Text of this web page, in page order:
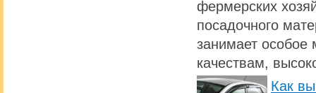
фермерских
посадочного
занимает особое
качествам,
Как